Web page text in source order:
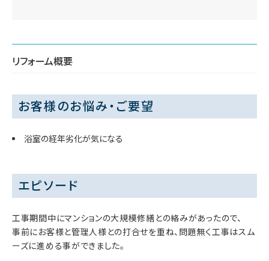
リフォーム概要
お客様のお悩み・ご要望
浴室の経年劣化が気になる
エピソード
工事期間中にマンションの大規模修繕との絡みがあったので、
事前にお客様と管理人様との打合せを重ね、問題無く工事はスム
ーズに進める事ができました。